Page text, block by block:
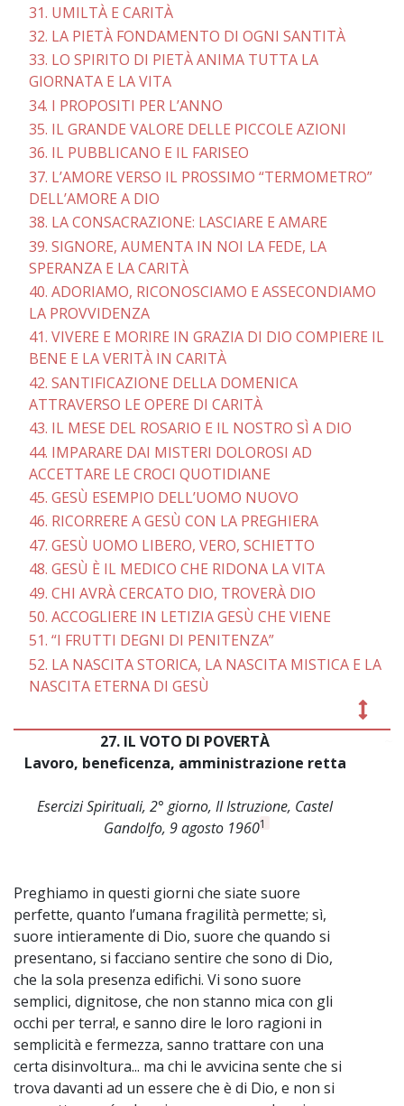
31. UMILTÀ E CARITÀ
32. LA PIETÀ FONDAMENTO DI OGNI SANTITÀ
33. LO SPIRITO DI PIETÀ ANIMA TUTTA LA
GIORNATA E LA VITA
34. I PROPOSITI PER L’ANNO
35. IL GRANDE VALORE DELLE PICCOLE AZIONI
36. IL PUBBLICANO E IL FARISEO
37. L’AMORE VERSO IL PROSSIMO “TERMOMETRO”
DELL’AMORE A DIO
38. LA CONSACRAZIONE: LASCIARE E AMARE
39. SIGNORE, AUMENTA IN NOI LA FEDE, LA
SPERANZA E LA CARITÀ
40. ADORIAMO, RICONOSCIAMO E ASSECONDIAMO
LA PROVVIDENZA
41. VIVERE E MORIRE IN GRAZIA DI DIO COMPIERE IL
BENE E LA VERITÀ IN CARITÀ
42. SANTIFICAZIONE DELLA DOMENICA
ATTRAVERSO LE OPERE DI CARITÀ
43. IL MESE DEL ROSARIO E IL NOSTRO SÌ A DIO
44. IMPARARE DAI MISTERI DOLOROSI AD
ACCETTARE LE CROCI QUOTIDIANE
45. GESÙ ESEMPIO DELL’UOMO NUOVO
46. RICORRERE A GESÙ CON LA PREGHIERA
47. GESÙ UOMO LIBERO, VERO, SCHIETTO
48. GESÙ È IL MEDICO CHE RIDONA LA VITA
49. CHI AVRÀ CERCATO DIO, TROVERÀ DIO
50. ACCOGLIERE IN LETIZIA GESÙ CHE VIENE
51. “I FRUTTI DEGNI DI PENITENZA”
52. LA NASCITA STORICA, LA NASCITA MISTICA E LA
NASCITA ETERNA DI GESÙ
27. IL VOTO DI POVERTÀ
Lavoro, beneficenza, amministrazione retta
Esercizi Spirituali, 2° giorno, II Istruzione, Castel
Gandolfo, 9 agosto 19601
Preghiamo in questi giorni che siate suore
perfette, quanto l’umana fragilità permette; sì,
suore intieramente di Dio, suore che quando si
presentano, si facciano sentire che sono di Dio,
che la sola presenza edifichi. Vi sono suore
semplici, dignitose, che non stanno mica con gli
occhi per terra!, e sanno dire le loro ragioni in
semplicità e fermezza, sanno trattare con una
certa disinvoltura... ma chi le avvicina sente che si
trova davanti ad un essere che è di Dio, e non si